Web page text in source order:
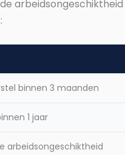
binnen 3 maanden
1 jaar
arbeidsongeschiktheid